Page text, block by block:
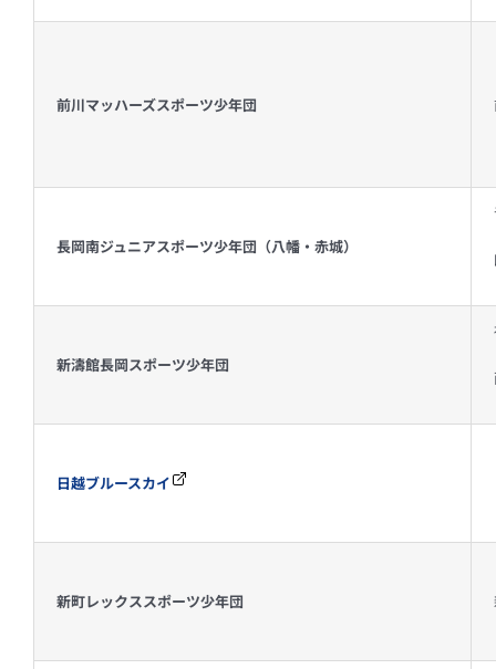
前川マッハーズスポーツ少年団
長岡南ジュニアスポーツ少年団（八幡・赤城）
新濤館長岡スポーツ少年団
日越ブルースカイ
新町レックススポーツ少年団